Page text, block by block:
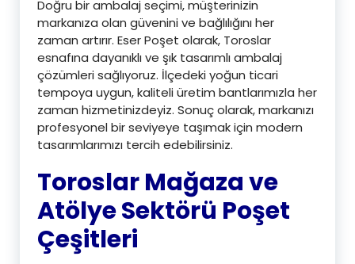
Doğru bir ambalaj seçimi, müşterinizin
markanıza olan güvenini ve bağlılığını her
zaman artırır. Eser Poşet olarak, Toroslar
esnafına dayanıklı ve şık tasarımlı ambalaj
çözümleri sağlıyoruz. İlçedeki yoğun ticari
tempoya uygun, kaliteli üretim bantlarımızla her
zaman hizmetinizdeyiz. Sonuç olarak, markanızı
profesyonel bir seviyeye taşımak için modern
tasarımlarımızı tercih edebilirsiniz.
Toroslar Mağaza ve
Atölye Sektörü Poşet
Çeşitleri